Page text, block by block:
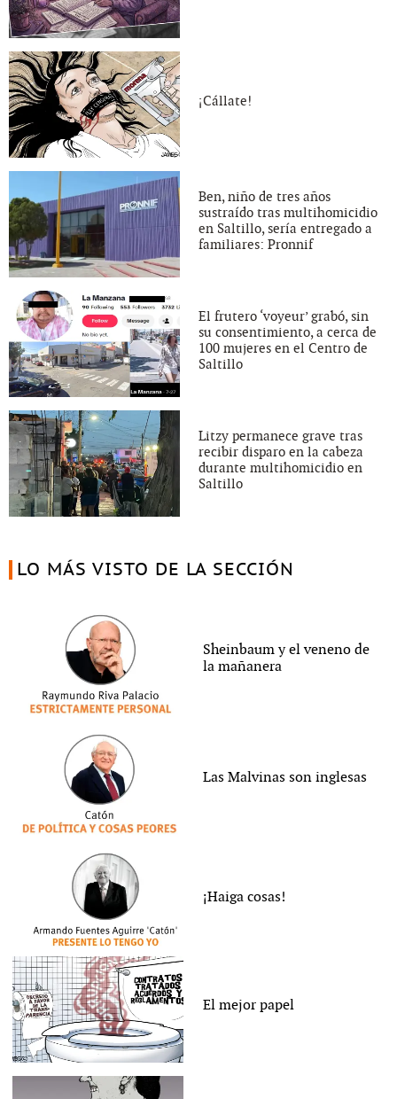
¡Cállate!
Ben, niño de tres años
sustraído tras multihomicidio
en Saltillo, sería entregado a
familiares: Pronnif
El frutero ‘voyeur’ grabó, sin
su consentimiento, a cerca de
100 mujeres en el Centro de
Saltillo
Litzy permanece grave tras
recibir disparo en la cabeza
durante multihomicidio en
Saltillo
LO MÁS VISTO DE LA SECCIÓN
Sheinbaum y el veneno de
la mañanera
Las Malvinas son inglesas
¡Haiga cosas!
El mejor papel